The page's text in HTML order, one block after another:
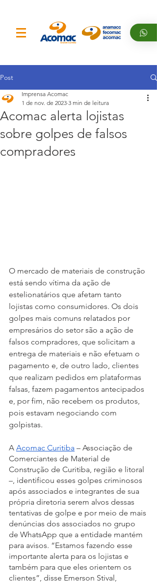
Post
Acomac alerta lojistas
sobre golpes de falsos
compradores
Imprensa Acomac
1 de nov. de 2023 3 min de leitura
O mercado de materiais de construção
está sendo vítima da ação de
estelionatários que afetam tanto
lojistas como consumidores. Os dois
golpes mais comuns relatados por
empresários do setor são a ação de
falsos compradores, que solicitam a
entrega de materiais e não efetuam o
pagamento e, de outro lado, clientes
que realizam pedidos em plataformas
falsas, fazem pagamentos antecipados
e, por fim, não recebem os produtos,
pois estavam negociando com
golpistas.
A Acomac Curitiba – Associação de
Comerciantes de Material de
Construção de Curitiba, região e litoral
–, identificou esses golpes criminosos
após associados e integrantes de sua
própria diretoria serem alvos dessas
tentativas de golpe e por meio de mais
denúncias dos associados no grupo
de WhatsApp que a entidade mantém
para avisos. “Estamos fazendo esse
importante alerta para os lojistas e
também para que eles orientem os
clientes”, disse Emerson Stival,